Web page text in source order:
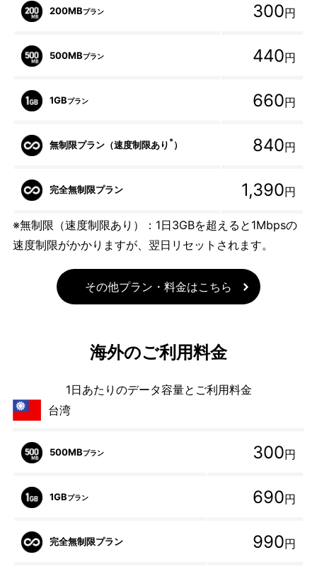
200MBプラン 300円
500MBプラン 440円
1GBプラン 660円
無制限プラン（速度制限あり * ） 840円
完全無制限プラン 1,390円
※無制限（速度制限あり）：1日3GBを超えると1Mbpsの
速度制限がかかりますが、翌日リセットされます。
その他プラン・料金はこちら
海外のご利用料金
1日あたりのデータ容量とご利用料金
台湾
500MBプラン 300円
1GBプラン 690円
完全無制限プラン 990円